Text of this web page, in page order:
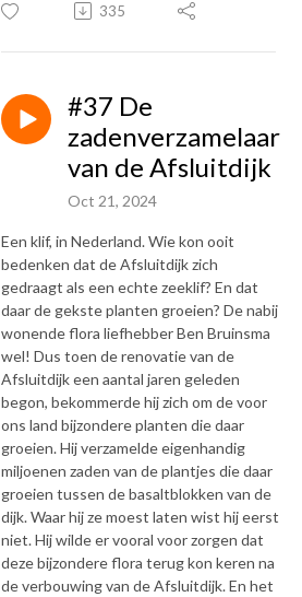
335
#37 De
zadenverzamelaar
van de Afsluitdijk
Oct 21, 2024
Een klif, in Nederland. Wie kon ooit
bedenken dat de Afsluitdijk zich
gedraagt als een echte zeeklif? En dat
daar de gekste planten groeien? De nabij
wonende flora liefhebber Ben Bruinsma
wel! Dus toen de renovatie van de
Afsluitdijk een aantal jaren geleden
begon, bekommerde hij zich om de voor
ons land bijzondere planten die daar
groeien. Hij verzamelde eigenhandig
miljoenen zaden van de plantjes die daar
groeien tussen de basaltblokken van de
dijk. Waar hij ze moest laten wist hij eerst
niet. Hij wilde er vooral voor zorgen dat
deze bijzondere flora terug kon keren na
de verbouwing van de Afsluitdijk. En het